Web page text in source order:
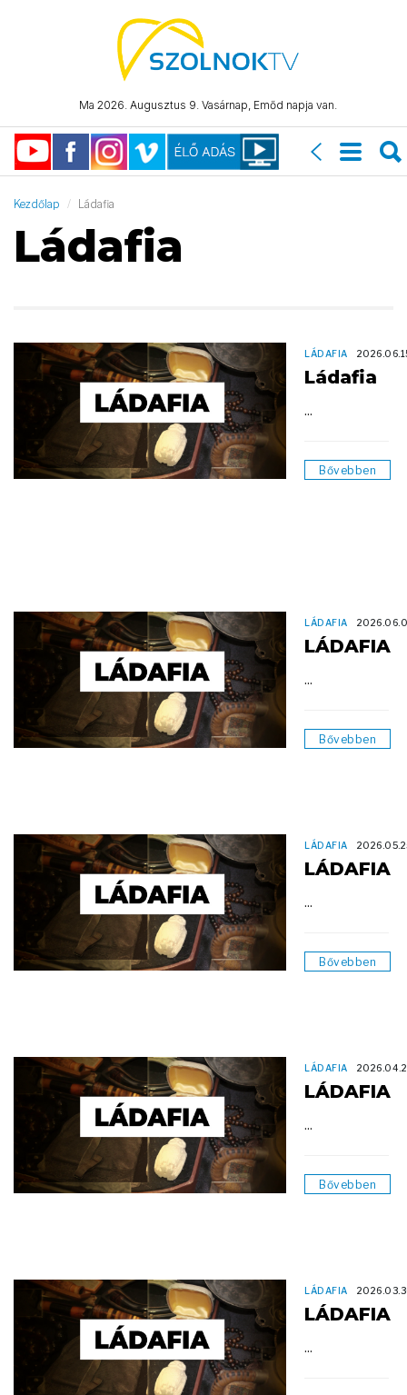
Ma 2026. Augusztus 9. Vasárnap, Emőd napja van.
Kezdőlap Ládafia
Ládafia
LÁDAFIA
Ládafia
...
Bővebben
LÁDAFIA
LÁDAFIA
...
Bővebben
LÁDAFIA
LÁDAFIA
...
Bővebben
LÁDAFIA
LÁDAFIA
...
Bővebben
LÁDAFIA
LÁDAFIA
...